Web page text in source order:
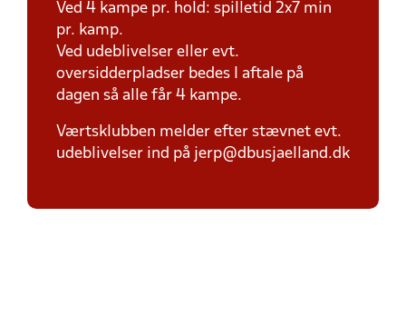
Ved 4 kampe pr. hold: spilletid 2x7 min
pr. kamp.
Ved udeblivelser eller evt.
oversidderpladser bedes I aftale på
dagen så alle får 4 kampe.
Værtsklubben melder efter stævnet evt.
udeblivelser ind på jerp@dbusjaelland.dk